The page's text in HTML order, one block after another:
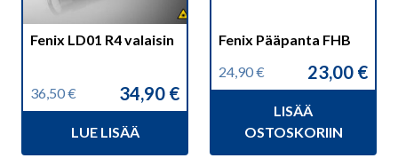
Fenix LD01 R4 valaisin
36,50€
Alkuperäinen
36,50 €.
34,90 €
Nykyinen
34,90 €.
LUE LISÄÄ
Fenix Pääpanta FHB
24,90€
Alkuperäinen
24,90 €.
23,00 €
Nykyinen
23,00 €.
LISÄÄ
OSTOSKORIIN